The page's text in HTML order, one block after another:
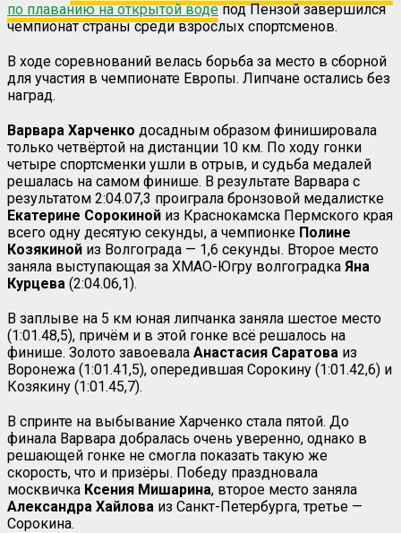
по плаванию на открытой водепод Пензой завершился
чемпионат страны среди взрослых спортсменов.
В ходе соревнований велась борьба за место в сборной
для участия в чемпионате Европы. Липчане остались без
наград.
Варвара Харченко досадным образом финишировала
только четвёртой на дистанции 10 км. По ходу гонки
четыре спортсменки ушли в отрыв, и судьба медалей
решалась на самом финише. В результате Варвара с
результатом 2:04.07,3 проиграла бронзовой медалистке
Екатерине Сорокиной из Краснокамска Пермского края
всего одну десятую секунды, а чемпионке Полине
Козякиной из Волгограда — 1,6 секунды. Второе место
заняла выступающая за ХМАО-Югру волгоградка Яна
Курцева (2:04.06,1).
В заплыве на 5 км юная липчанка заняла шестое место
(1:01.48,5), причём и в этой гонке всё решалось на
финише. Золото завоевала Анастасия Саратова из
Воронежа (1:01.41,5), опередившая Сорокину (1:01.42,6) и
Козякину (1:01.45,7).
В спринте на выбывание Харченко стала пятой. До
финала Варвара добралась очень уверенно, однако в
решающей гонке не смогла показать такую же
скорость, что и призёры. Победу праздновала
москвичка Ксения Мишарина, второе место заняла
Александра Хайлова из Санкт-Петербурга, третье —
Сорокина.